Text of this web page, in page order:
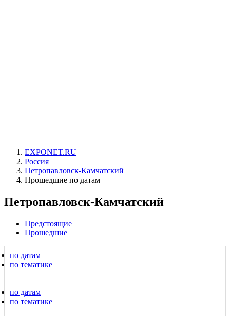
EXPONET.RU
Россия
Петропавловск-Камчатский
Прошедшие по датам
Петропавловск-Камчатский
Предстоящие
Прошедшие
по датам
по тематике
по датам
по тематике